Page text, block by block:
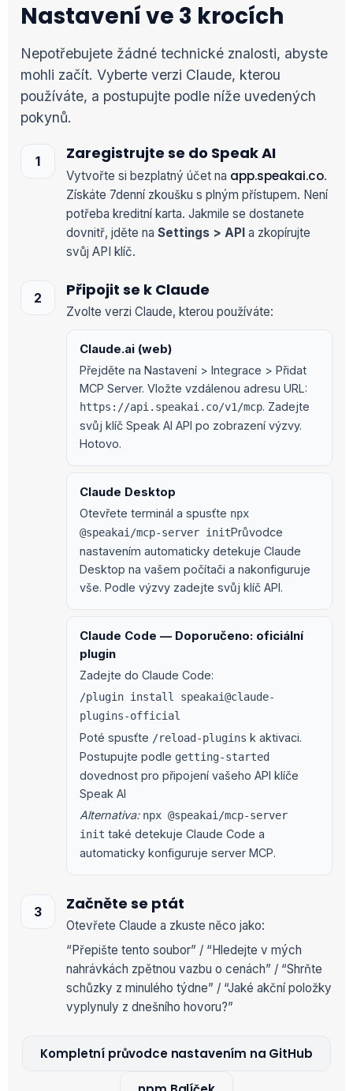
Nastavení ve 3 krocích
Nepotřebujete žádné technické znalosti, abyste
mohli začít. Vyberte verzi Claude, kterou
používáte, a postupujte podle níže uvedených
pokynů.
Zaregistrujte se do Speak AI
Vytvořte si bezplatný účet na app.speakai.co.
Získáte 7denní zkoušku s plným přístupem. Není
potřeba kreditní karta. Jakmile se dostanete
dovnitř, jděte naSettings > API a zkopírujte
svůj API klíč.
Připojit se k Claude
Zvolte verzi Claude, kterou používáte:
Claude.ai (web)
Přejděte na Nastavení > Integrace > Přidat
MCP Server. Vložte vzdálenou adresu URL:
https://api.speakai.co/v1/mcp. Zadejte
svůj klíč Speak AI API po zobrazení výzvy.
Hotovo.
Claude Desktop
Otevřete terminál a spusťte npx
@speakai/mcp-server initPrůvodce
nastavením automaticky detekuje Claude
Desktop na vašem počítači a nakonfiguruje
vše. Podle výzvy zadejte svůj klíč API.
Claude Code — Doporučeno: oficiální
plugin
Zadejte do Claude Code:
/plugin install speakai@claude-
plugins-official
Poté spusťte /reload-plugins k aktivaci.
Postupujte podle getting-started
dovednost pro připojení vašeho API klíče
Speak AI
Alternativa: npx @speakai/mcp-server
init také detekuje Claude Code a
automaticky konfiguruje server MCP.
Začněte se ptát
Otevřete Claude a zkuste něco jako:
“Přepište tento soubor” / “Hledejte v mých
nahrávkách zpětnou vazbu o cenách” / “Shrňte
schůzky z minulého týdne” / “Jaké akční položky
vyplynuly z dnešního hovoru?”
Kompletní průvodce nastavením na GitHub